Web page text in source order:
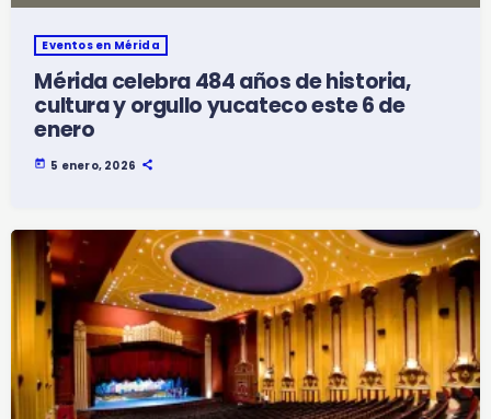
Eventos en Mérida
Mérida celebra 484 años de historia,
cultura y orgullo yucateco este 6 de
enero
today 5 enero, 2026